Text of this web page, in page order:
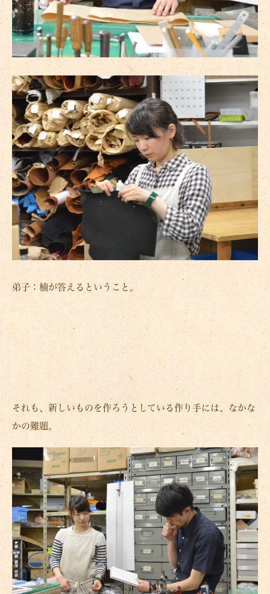
弟子：楠が答えるということ。
それも、新しいものを作ろうとしている作り手には、なかな
かの難題。